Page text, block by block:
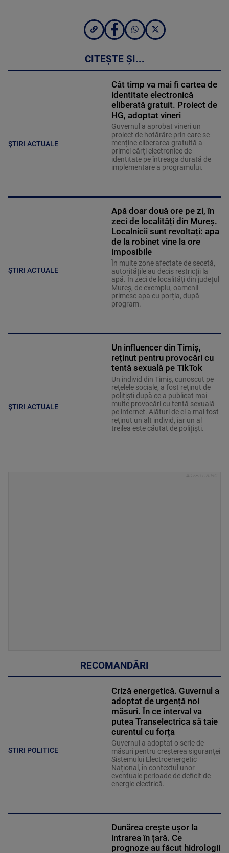
CITEȘTE ȘI...
ȘTIRI ACTUALE
Cât timp va mai fi cartea de
identitate electronică
eliberată gratuit. Proiect de
HG, adoptat vineri
Guvernul a aprobat vineri un
proiect de hotărâre prin care se
menține eliberarea gratuită a
primei cărți electronice de
identitate pe întreaga durată de
implementare a programului.
ȘTIRI ACTUALE
Apă doar două ore pe zi, în
zeci de localități din Mureș.
Localnicii sunt revoltați: apa
de la robinet vine la ore
imposibile
În multe zone afectate de secetă,
autoritățile au decis restricții la
apă. În zeci de localități din județul
Mureș, de exemplu, oamenii
primesc apa cu porția, după
program.
ȘTIRI ACTUALE
Un influencer din Timiș,
reținut pentru provocări cu
tentă sexuală pe TikTok
Un individ din Timiș, cunoscut pe
reţelele sociale, a fost reținut de
polițiști după ce a publicat mai
multe provocări cu tentă sexuală
pe internet. Alături de el a mai fost
reținut un alt individ, iar un al
treilea este căutat de polițiști.
RECOMANDĂRI
STIRI POLITICE
Criză energetică. Guvernul a
adoptat de urgență noi
măsuri. În ce interval va
putea Transelectrica să taie
curentul cu forța
Guvernul a adoptat o serie de
măsuri pentru creșterea siguranței
Sistemului Electroenergetic
Național, în contextul unor
eventuale perioade de deficit de
energie electrică.
Dunărea crește ușor la
intrarea în țară. Ce
prognoze au făcut hidrologii